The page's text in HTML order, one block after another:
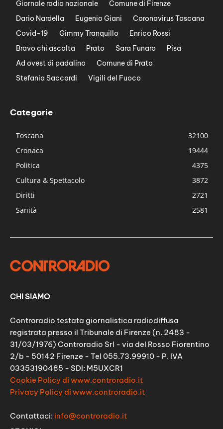
Giornale radio nazionale
Comune di Firenze
Dario Nardella
Eugenio Giani
Coronavirus Toscana
Covid-19
Gimmy Tranquillo
Enrico Rossi
Bravo chi ascolta
Prato Sara Funaro
Pisa
Ad ovest di padalino
Comune di Prato
Stefania Saccardi
Vigili del Fuoco
Categorie
Toscana
32100
Cronaca
19444
Politica
4375
Cultura & Spettacolo
3872
Diritti
2721
Sanità
2581
CHI SIAMO
Controradio testata giornalistica radiodiffusa
registrata presso il Tribunale di Firenze (n. 2483 -
31/03/1976) Controradio Srl - via del Rosso Fiorentino
2/b - 50142 Firenze - Tel 055.73.99910 - P. IVA
03353190485 - SDI: M5UXCR1
Cookie Policy di www.controradio.it
Privacy Policy di www.controradio.it
Contattaci: info@controradio.it